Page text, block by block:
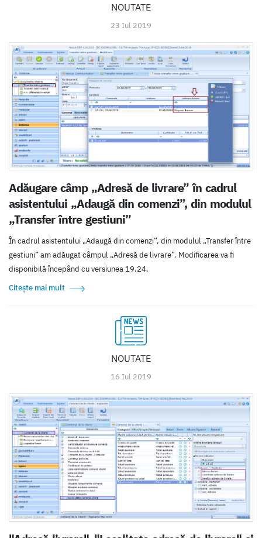
NOUTATE
23 Iul 2019
Adăugare câmp „Adresă de livrare” în cadrul
asistentului „Adaugă din comenzi”, din modulul
„Transfer între gestiuni”
În cadrul asistentului „Adaugă din comenzi”, din modulul „Transfer între
gestiuni” am adăugat câmpul „Adresă de livrare”. Modificarea va fi
disponibilă începând cu versiunea 19.24.
Citește mai mult
NOUTATE
16 Iul 2019